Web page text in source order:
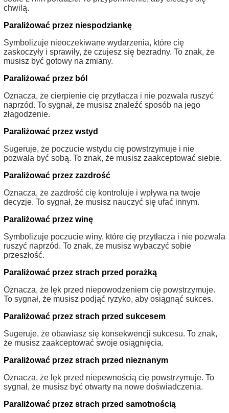
chwilą.
Paraliżować przez niespodziankę
Symbolizuje nieoczekiwane wydarzenia, które cię
zaskoczyły i sprawiły, że czujesz się bezradny. To znak, że
musisz być gotowy na zmiany.
Paraliżować przez ból
Oznacza, że cierpienie cię przytłacza i nie pozwala ruszyć
naprzód. To sygnał, że musisz znaleźć sposób na jego
złagodzenie.
Paraliżować przez wstyd
Sugeruje, że poczucie wstydu cię powstrzymuje i nie
pozwala być sobą. To znak, że musisz zaakceptować siebie.
Paraliżować przez zazdrość
Oznacza, że zazdrość cię kontroluje i wpływa na twoje
decyzje. To sygnał, że musisz nauczyć się ufać innym.
Paraliżować przez winę
Symbolizuje poczucie winy, które cię przytłacza i nie pozwala
ruszyć naprzód. To znak, że musisz wybaczyć sobie
przeszłość.
Paraliżować przez strach przed porażką
Oznacza, że lęk przed niepowodzeniem cię powstrzymuje.
To sygnał, że musisz podjąć ryzyko, aby osiągnąć sukces.
Paraliżować przez strach przed sukcesem
Sugeruje, że obawiasz się konsekwencji sukcesu. To znak,
że musisz zaakceptować swoje osiągnięcia.
Paraliżować przez strach przed nieznanym
Oznacza, że lęk przed niepewnością cię powstrzymuje. To
sygnał, że musisz być otwarty na nowe doświadczenia.
Paraliżować przez strach przed samotnością